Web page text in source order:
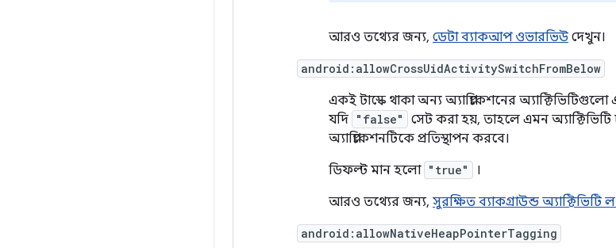
আরও তথ্যের জন্য, ডেটা ব্যাকআপ ওভারভিউ দেখুন।
android:allowCrossUidActivitySwitchFromBelow
একই টাস্কে থাকা অন্য অ্যাপ্লিকেশনের অ্যাক্টিভিটিগুলো
যদি "false"
সেট করা হয়, তাহলে এমন অ্যাক্টিভিটি
অ্যাপ্লিকেশনটিকে প্রতিস্থাপন করবে।
ডিফল্ট মান হলো "true"
।
আরও তথ্যের জন্য, সুরক্ষিত ব্যাকগ্রাউন্ড অ্যাক্টিভিটি
android:allowNativeHeapPointerTagging